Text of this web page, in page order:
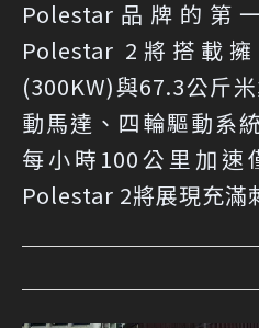
Polestar品牌的第
Polestar 2將搭載
(300KW)與67.3公斤
動馬達、四輪驅動系
每小時100公里加速
Polestar 2將展現充滿